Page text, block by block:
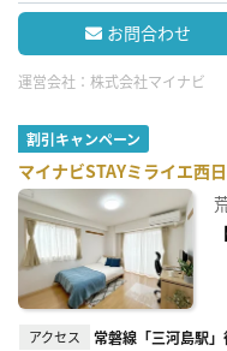
お問合わせ
運営会社： 株式会社マイナビ
割引キャンペーン
マイナビSTAYミライエ西
アクセス 常磐線「三河島駅